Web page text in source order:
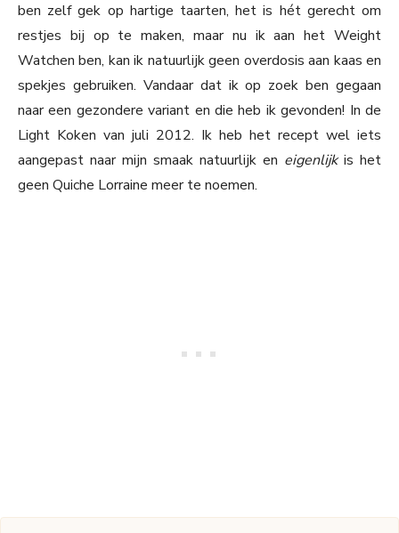
ben zelf gek op hartige taarten, het is hét gerecht om
restjes bij op te maken, maar nu ik aan het Weight
Watchen ben, kan ik natuurlijk geen overdosis aan kaas en
spekjes gebruiken. Vandaar dat ik op zoek ben gegaan
naar een gezondere variant en die heb ik gevonden! In de
Light Koken van juli 2012. Ik heb het recept wel iets
aangepast naar mijn smaak natuurlijk en eigenlijk is het
geen Quiche Lorraine meer te noemen.